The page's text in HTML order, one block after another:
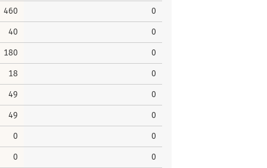
460 0
40 0
180 0
18 0
49 0
49 0
0 0
0 0